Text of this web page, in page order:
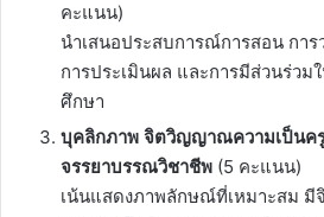
คะแนน)
นำเสนอประสบการณ์การสอน การ
การประเมินผล และการมีส่วนร่วม
ศึกษา
บุคลิกภาพ จิตวิญญาณความเป็นค
จรรยาบรรณวิชาชีพ (5 คะแนน)
เน้นแสดงภาพลักษณ์ที่เหมาะสม มี